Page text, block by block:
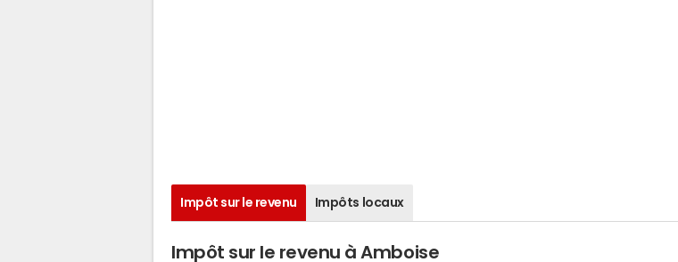
Impôt sur le revenu Impôts locaux
Impôt sur le revenu à Amboise